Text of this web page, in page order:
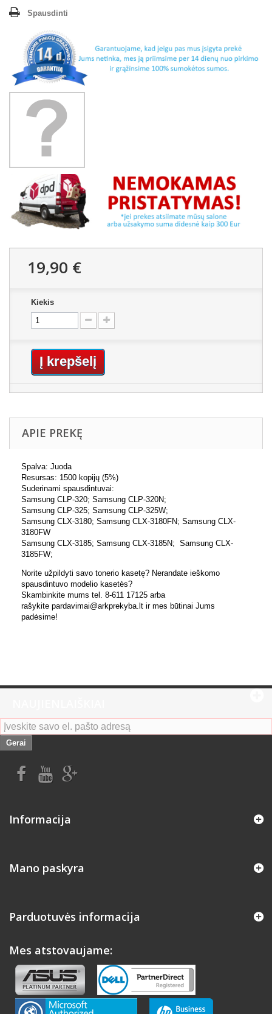
Spausdinti
19,90 €
Kiekis
Į krepšelį
APIE PREKĘ
Spalva: Juoda
Resursas: 1500 kopijų (5%)
Suderinami spausdintuvai:
Samsung CLP-320; Samsung CLP-320N;
Samsung CLP-325; Samsung CLP-325W;
Samsung CLX-3180; Samsung CLX-3180FN; Samsung CLX-
3180FW
Samsung CLX-3185; Samsung CLX-3185N; Samsung CLX-
3185FW;
Norite užpildyti savo tonerio kasetę? Nerandate ieškomo
spausdintuvo modelio kasetės?
Skambinkite mums tel. 8-611 17125 arba
rašykite pardavimai@arkprekyba.lt ir mes būtinai Jums
padėsime!
Gerai
Informacija
Mano paskyra
Parduotuvės informacija
Mes atstovaujame: